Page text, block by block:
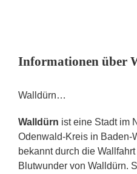
Informationen über
Walldürn…
Walldürn ist eine Stadt im
Odenwald-Kreis in Baden-
bekannt durch die
Blutwunder von Walldürn.